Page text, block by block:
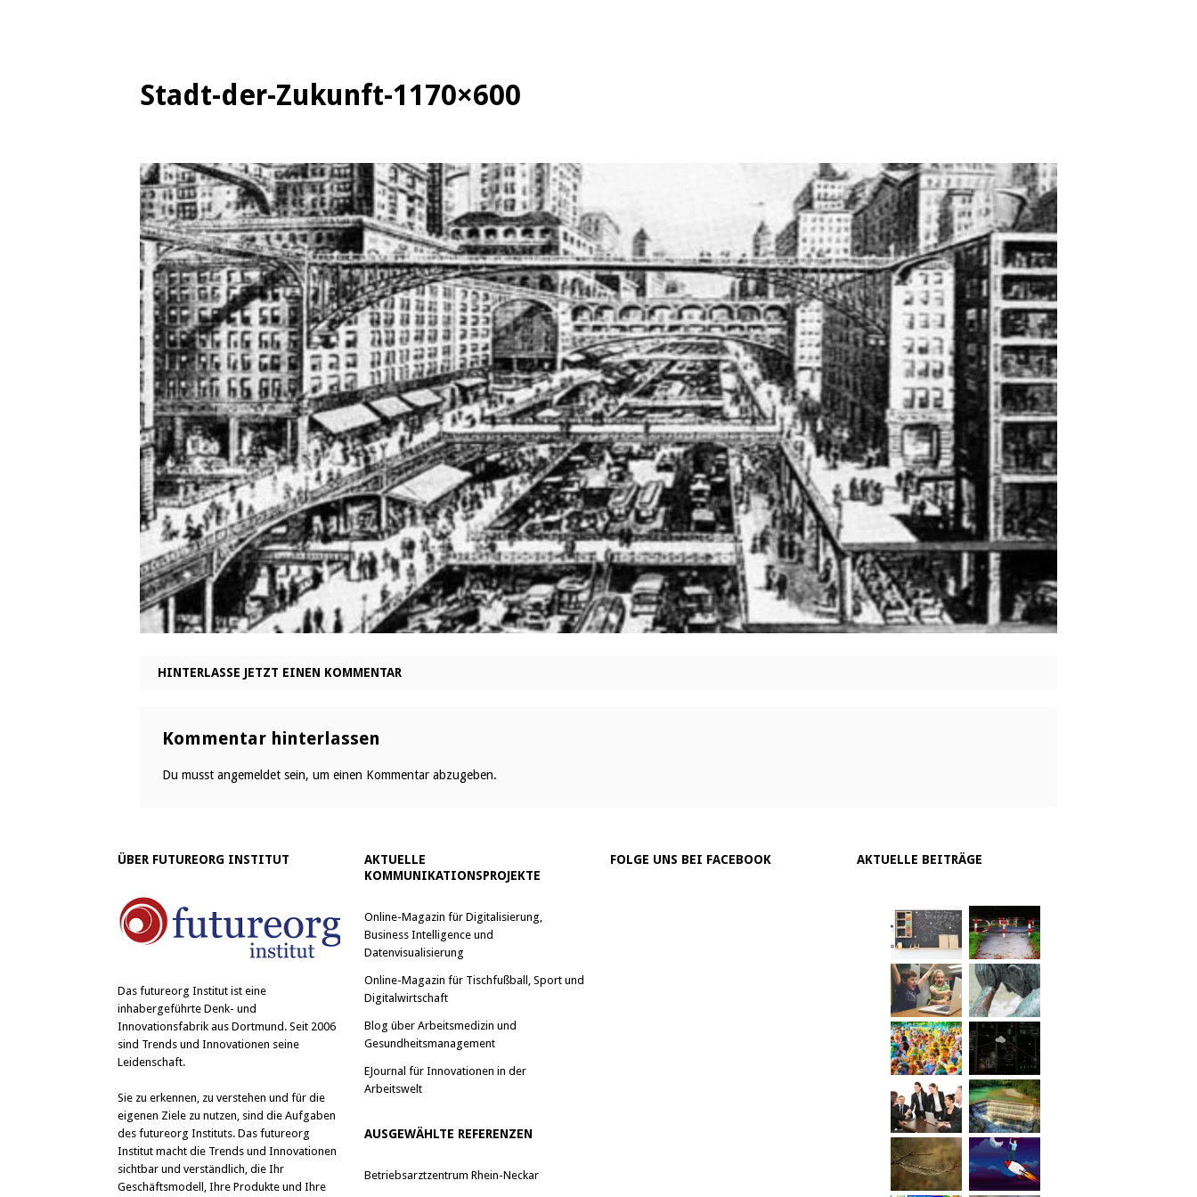
Stadt-der-Zukunft-1170×600
HINTERLASSE JETZT EINEN KOMMENTAR
Kommentar hinterlassen
Du musst angemeldet sein, um einen Kommentar abzugeben.
ÜBER FUTUREORG INSTITUT
Das futureorg Institut ist eine
inhabergeführte Denk- und
Innovationsfabrik aus Dortmund. Seit 2006
sind Trends und Innovationen seine
Leidenschaft.
Sie zu erkennen, zu verstehen und für die
eigenen Ziele zu nutzen, sind die Aufgaben
des futureorg Instituts. Das futureorg
Institut macht die Trends und Innovationen
sichtbar und verständlich, die Ihr
Geschäftsmodell, Ihre Produkte und Ihre
AKTUELLE
KOMMUNIKATIONSPROJEKTE
Online-Magazin für Digitalisierung,
Business Intelligence und
Datenvisualisierung
Online-Magazin für Tischfußball, Sport und
Digitalwirtschaft
Blog über Arbeitsmedizin und
Gesundheitsmanagement
EJournal für Innovationen in der
Arbeitswelt
AUSGEWÄHLTE REFERENZEN
Betriebsarztzentrum Rhein-Neckar
FOLGE UNS BEI FACEBOOK AKTUELLE BEITRÄGE